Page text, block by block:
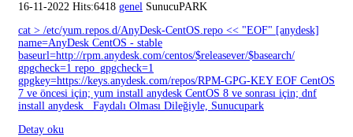
16-11-2022 Hits:6418 genel SunucuPARK
cat > /etc/yum.repos.d/AnyDesk-CentOS.repo << "EOF" [anydesk]
name=AnyDesk CentOS - stable
baseurl=http://rpm.anydesk.com/centos/$releasever/$basearch/
gpgcheck=1 repo_gpgcheck=1
gpgkey=https://keys.anydesk.com/repos/RPM-GPG-KEY EOF CentOS
7 ve öncesi için; yum install anydesk CentOS 8 ve sonrası için; dnf
install anydesk Faydalı Olması Dileğiyle, Sunucupark
Detay oku